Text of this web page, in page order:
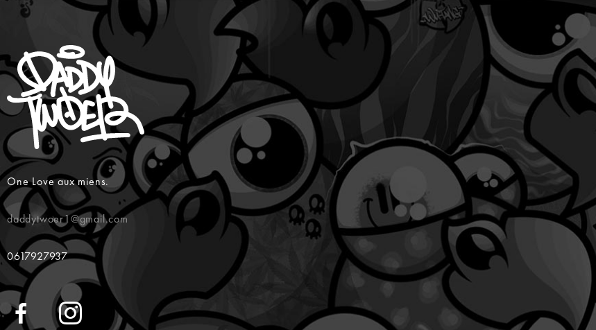
One Love aux miens.
daddytwoer1@gmail.com
0617927937